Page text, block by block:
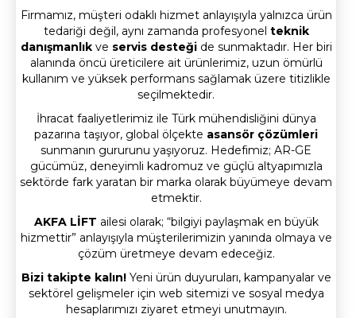
Firmamız, müşteri odaklı hizmet anlayışıyla yalnızca ürün
tedariği değil, aynı zamanda profesyonel teknik
danışmanlıkve servis desteğide sunmaktadır. Her biri
alanında öncü üreticilere ait ürünlerimiz, uzun ömürlü
kullanım ve yüksek performans sağlamak üzere titizlikle
seçilmektedir.
İhracat faaliyetlerimiz ile Türk mühendisliğini dünya
pazarına taşıyor, global ölçekte asansör çözümleri
sunmanın gururunu yaşıyoruz. Hedefimiz; AR-GE
gücümüz, deneyimli kadromuz ve güçlü altyapımızla
sektörde fark yaratan bir marka olarak büyümeye devam
etmektir.
AKFA LİFT ailesi olarak; “bilgiyi paylaşmak en büyük
hizmettir” anlayışıyla müşterilerimizin yanında olmaya ve
çözüm üretmeye devam edeceğiz.
Bizi takipte kalın!Yeni ürün duyuruları, kampanyalar ve
sektörel gelişmeler için web sitemizi ve sosyal medya
hesaplarımızı ziyaret etmeyi unutmayın.